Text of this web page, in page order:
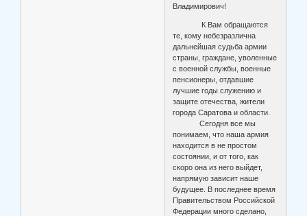
Владимирович!
К Вам обращаются
те, кому небезразлична
дальнейшая судьба армии
страны, граждане, уволенные
с военной службы, военные
пенсионеры, отдавшие
лучшие годы служению и
защите отечества, жители
города Саратова и области.
Сегодня все мы
понимаем, что наша армия
находится в не простом
состоянии, и от того, как
скоро она из него выйдет,
напрямую зависит наше
будущее. В последнее время
Правительством Российской
Федерации много сделано,